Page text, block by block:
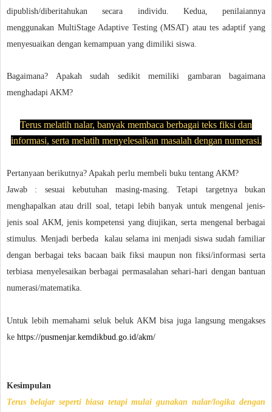
dipublish/diberitahukan secara individu. Kedua, penilaiannya
menggunakan MultiStage Adaptive Testing (MSAT) atau tes adaptif yang
menyesuaikan dengan kemampuan yang dimiliki siswa.
Bagaimana? Apakah sudah sedikit memiliki gambaran bagaimana
menghadapi AKM?
Terus melatih nalar, banyak membaca berbagai teks fiksi dan
informasi, serta melatih menyelesaikan masalah dengan numerasi.
Pertanyaan berikutnya? Apakah perlu membeli buku tentang AKM?
Jawab : sesuai kebutuhan masing-masing. Tetapi targetnya bukan
menghapalkan atau drill soal, tetapi lebih banyak untuk mengenal jenis-
jenis soal AKM, jenis kompetensi yang diujikan, serta mengenal berbagai
stimulus. Menjadi berbeda kalau selama ini menjadi siswa sudah familiar
dengan berbagai teks bacaan baik fiksi maupun non fiksi/informasi serta
terbiasa menyelesaikan berbagai permasalahan sehari-hari dengan bantuan
numerasi/matematika.
Untuk lebih memahami seluk beluk AKM bisa juga langsung mengakses
ke https://pusmenjar.kemdikbud.go.id/akm/
Kesimpulan
Terus belajar seperti biasa tetapi mulai gunakan nalar/logika dengan